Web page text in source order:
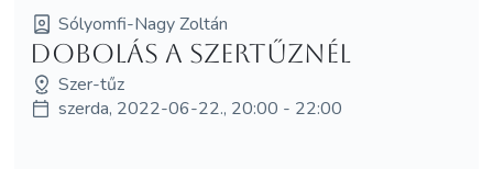
Sólyomfi-Nagy Zoltán
Dobolás a szertűznél
Szer-tűz
szerda, 2022-06-22., 20:00 - 22:00